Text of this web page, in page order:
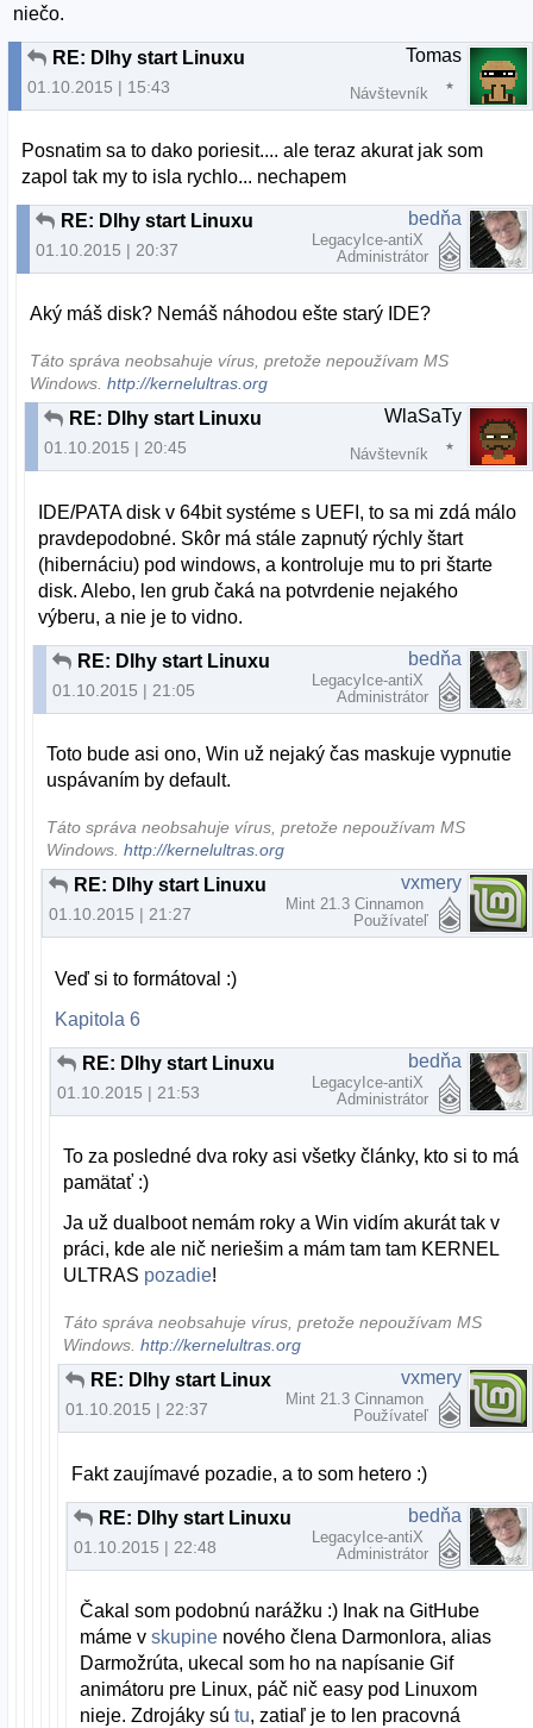
niečo.
RE: Dlhy start Linuxu
01.10.2015 | 15:43
Tomas
Návštevník
Posnatim sa to dako poriesit.... ale teraz akurat jak som
zapol tak my to isla rychlo... nechapem
RE: Dlhy start Linuxu
01.10.2015 | 20:37
bedňa
LegacyIce-antiX
Administrátor
Aký máš disk? Nemáš náhodou ešte starý IDE?
Táto správa neobsahuje vírus, pretože nepoužívam MS
Windows.http://kernelultras.org
RE: Dlhy start Linuxu
01.10.2015 | 20:45
WlaSaTy
Návštevník
IDE/PATA disk v 64bit systéme s UEFI, to sa mi zdá málo
pravdepodobné. Skôr má stále zapnutý rýchly štart
(hibernáciu) pod windows, a kontroluje mu to pri štarte
disk. Alebo, len grub čaká na potvrdenie nejakého
výberu, a nie je to vidno.
RE: Dlhy start Linuxu
01.10.2015 | 21:05
bedňa
LegacyIce-antiX
Administrátor
Toto bude asi ono, Win už nejaký čas maskuje vypnutie
uspávaním by default.
Táto správa neobsahuje vírus, pretože nepoužívam MS
Windows.http://kernelultras.org
RE: Dlhy start Linuxu
01.10.2015 | 21:27
vxmery
Mint 21.3 Cinnamon
Používateľ
Veď si to formátoval :)
Kapitola 6
RE: Dlhy start Linuxu
01.10.2015 | 21:53
bedňa
LegacyIce-antiX
Administrátor
To za posledné dva roky asi všetky články, kto si to má
pamätať :)
Ja už dualboot nemám roky a Win vidím akurát tak v
práci, kde ale nič neriešim a mám tam tam KERNEL
ULTRAS pozadie!
Táto správa neobsahuje vírus, pretože nepoužívam MS
Windows.http://kernelultras.org
RE: Dlhy start Linuxu
01.10.2015 | 22:37
vxmery
Mint 21.3 Cinnamon
Používateľ
Fakt zaujímavé pozadie, a to som hetero :)
RE: Dlhy start Linuxu
01.10.2015 | 22:48
bedňa
LegacyIce-antiX
Administrátor
Čakal som podobnú narážku :) Inak na GitHube
máme vskupine nového člena Darmonlora, alias
Darmožrúta, ukecal som ho na napísanie Gif
animátoru pre Linux, páč nič easy pod Linuxom
nieje. Zdrojáky sútu, zatiaľ je to len pracovná